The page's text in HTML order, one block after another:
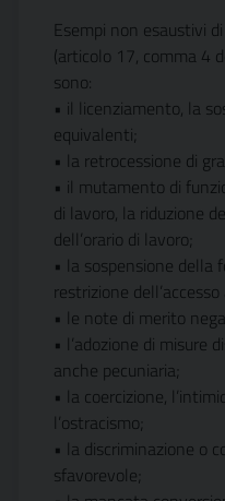
Esempi non esaustivi
(articolo 17, comma 4
sono:
• il licenziamento, la
equivalenti;
• la retrocessione di
• il mutamento di
di lavoro, la riduzione
dell’orario di lavoro;
• la sospensione della
restrizione
• le note di merito
• l’adozione di misure
anche pecuniaria;
• la coercizione,
l’ostracismo;
• la discriminazione o
sfavorevole;